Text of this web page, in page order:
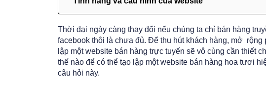
Thời đại ngày càng thay đổi nếu chúng ta chỉ bán hàng
facebook thôi là chưa đủ. Để thu hút khách hàng, mở rộng
lập một website bán hàng trực tuyến sẽ vô cùng cần thiết
thế nào để có thể tạo lập một website bán hàng hoa tươi
câu hỏi này.